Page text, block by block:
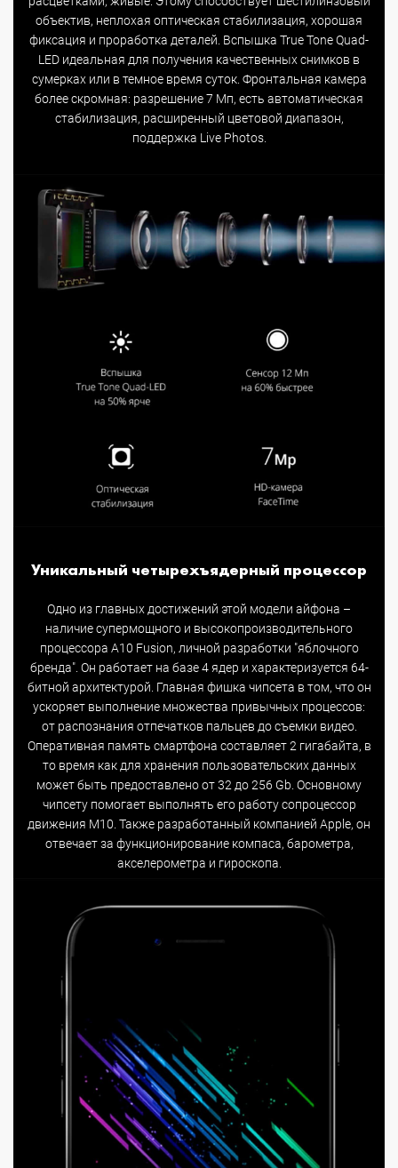
объектив, неплохая оптическая стабилизация, хорошая
фиксация и проработка деталей. Вспышка True Tone Quad-
LED идеальная для получения качественных снимков в
сумерках или в темное время суток. Фронтальная камера
более скромная: разрешение 7 Мп, есть автоматическая
стабилизация, расширенный цветовой диапазон,
поддержка Live Photos.
Уникальный четырехъядерный процессор
Одно из главных достижений этой модели айфона –
наличие супермощного и высокопроизводительного
процессора A10 Fusion, личной разработки "яблочного
бренда". Он работает на базе 4 ядер и характеризуется 64-
битной архитектурой. Главная фишка чипсета в том, что он
ускоряет выполнение множества привычных процессов:
от распознания отпечатков пальцев до съемки видео.
Оперативная память смартфона составляет 2 гигабайта, в
то время как для хранения пользовательских данных
может быть предоставлено от 32 до 256 Gb. Основному
чипсету помогает выполнять его работу сопроцессор
движения M10. Также разработанный компанией Apple, он
отвечает за функционирование компаса, барометра,
акселерометра и гироскопа.